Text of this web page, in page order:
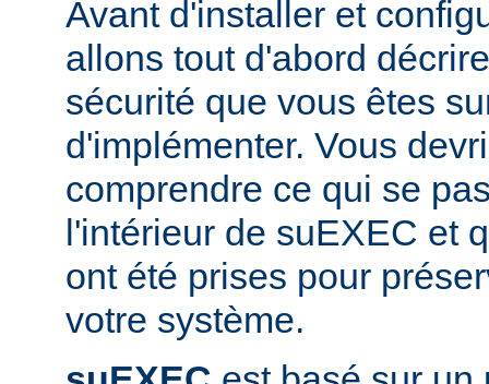
Avant d'installer et
allons tout d'abord
sécurité que vous êtes
d'implémenter. Vous
comprendre ce qui se
l'intérieur de suEXEC et
ont été prises pour
votre système.